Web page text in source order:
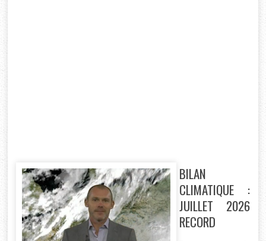
BILAN
CLIMATIQUE :
JUILLET 2026
RECORD